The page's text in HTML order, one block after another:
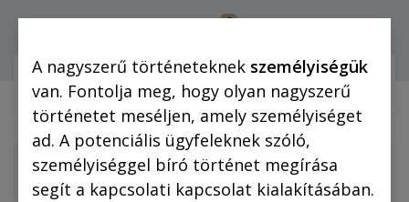
0
Webshop (mobilra)
A nagyszerű történeteknek személyiségük
van. Fontolja meg, hogy olyan nagyszerű
történetet meséljen, amely személyiséget
ad. A potenciális ügyfeleknek szóló,
személyiséggel bíró történet megírása
segít a kapcsolati kapcsolat kialakításában.